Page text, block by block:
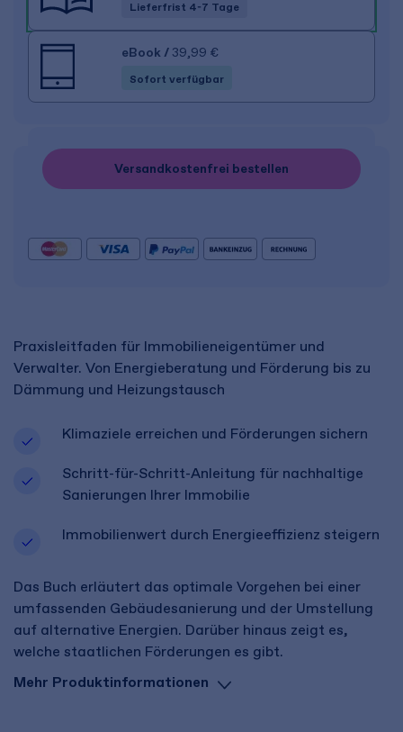
Praxisleitfaden für Immobilieneigentümer und
Verwalter. Von Energieberatung und Förderung bis zu
Dämmung und Heizungstausch
Klimaziele erreichen und Förderungen sichern
Schritt-für-Schritt-Anleitung für nachhaltige
Sanierungen Ihrer Immobilie
Immobilienwert durch Energieeffizienz steigern
Das Buch erläutert das optimale Vorgehen bei einer
umfassenden Gebäudesanierung und der Umstellung
auf alternative Energien. Darüber hinaus zeigt es,
welche staatlichen Förderungen es gibt.
Mehr Produktinformationen
Lieferfrist 4-7 Tage
eBook / 39,99 €
Sofort verfügbar
Versandkostenfrei bestellen